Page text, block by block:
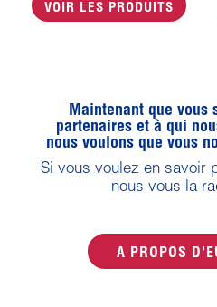
VOIR LES PRODUITS
Maintenant que vous
partenaires et à qui
nous voulons que vous
Si vous voulez en savoir
nous vous la
A PROPOS